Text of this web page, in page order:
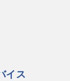
イス